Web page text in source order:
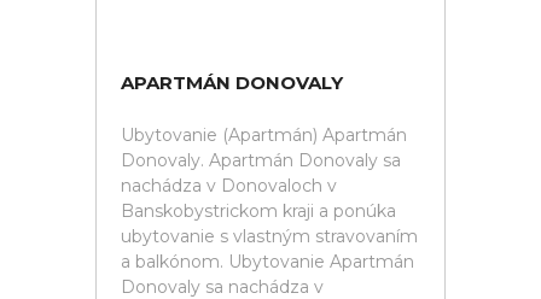
APARTMÁN DONOVALY
Ubytovanie (Apartmán) Apartmán
Donovaly. Apartmán Donovaly sa
nachádza v Donovaloch v
Banskobystrickom kraji a ponúka
ubytovanie s vlastným stravovaním
a balkónom. Ubytovanie Apartmán
Donovaly sa nachádza v